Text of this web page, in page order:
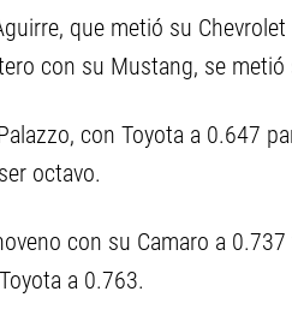
que metió su
con su Mustang, se
con Toyota a 0.647
octavo.
con su Camaro a
a 0.763.